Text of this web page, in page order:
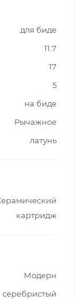
для биде
11.7
17
5
на биде
Рычажное
латунь
картридж
Модерн
серебристый